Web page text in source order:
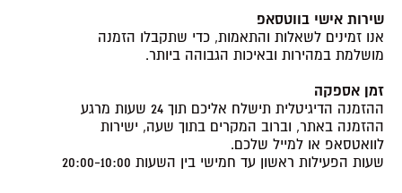
שירות אישי בווטסאפ
אנו זמינים לשאלות והתאמות, כדי שתקבלו הזמנה
מושלמת במהירות ובאיכות הגבוהה ביותר.
זמן אספקה
ההזמנה הדיגיטלית תישלח אליכם תוך 24 שעות מרגע
ההזמנה באתר, וברוב המקרים בתוך שעה, ישירות
לוואטסאפ או למייל שלכם.
שעות הפעילות ראשון עד חמישי בין השעות 20:00-10:00